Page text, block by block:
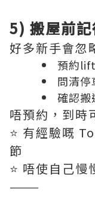
5) 搬屋前
好多新手會忽
預約lift
問清停
確認搬
唔預約，到時
⭐️ 有經驗嘅
節
⭐️ 唔使自己慢
———